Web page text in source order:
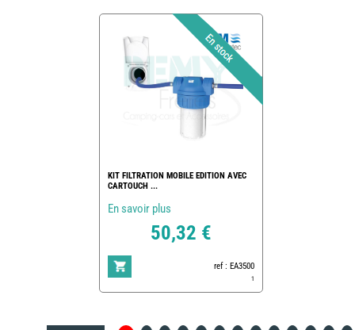
KIT FILTRATION MOBILE EDITION AVEC
CARTOUCH ...
En savoir plus
50,32 €
ref : EA3500
1